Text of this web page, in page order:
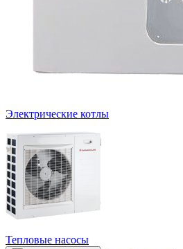
Электрические котлы
Тепловые насосы